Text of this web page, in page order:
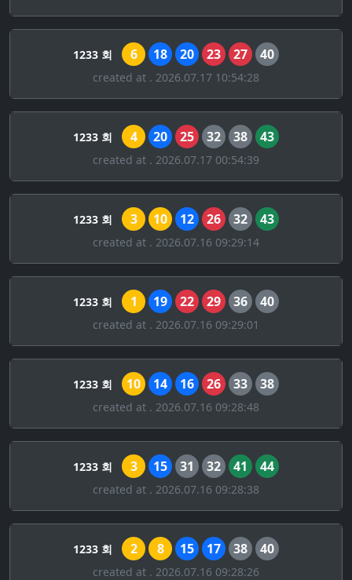
1233 회 6 18 20 23 27 40
created at . 2026.07.17 10:54:28
1233 회 4 20 25 32 38 43
created at . 2026.07.17 00:54:39
1233 회 3 10 12 26 32 43
created at . 2026.07.16 09:29:14
1233 회 1 19 22 29 36 40
created at . 2026.07.16 09:29:01
1233 회 10 14 16 26 33 38
created at . 2026.07.16 09:28:48
1233 회 3 15 31 32 41 44
created at . 2026.07.16 09:28:38
1233 회 2 8 15 17 38 40
created at . 2026.07.16 09:28:26